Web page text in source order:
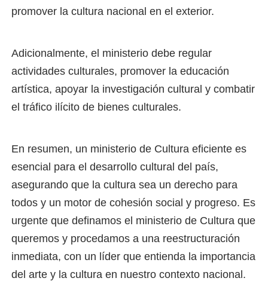
promover la cultura nacional en el exterior.
Adicionalmente, el ministerio debe regular
actividades culturales, promover la educación
artística, apoyar la investigación cultural y combatir
el tráfico ilícito de bienes culturales.
En resumen, un ministerio de Cultura eficiente es
esencial para el desarrollo cultural del país,
asegurando que la cultura sea un derecho para
todos y un motor de cohesión social y progreso. Es
urgente que definamos el ministerio de Cultura que
queremos y procedamos a una reestructuración
inmediata, con un líder que entienda la importancia
del arte y la cultura en nuestro contexto nacional.